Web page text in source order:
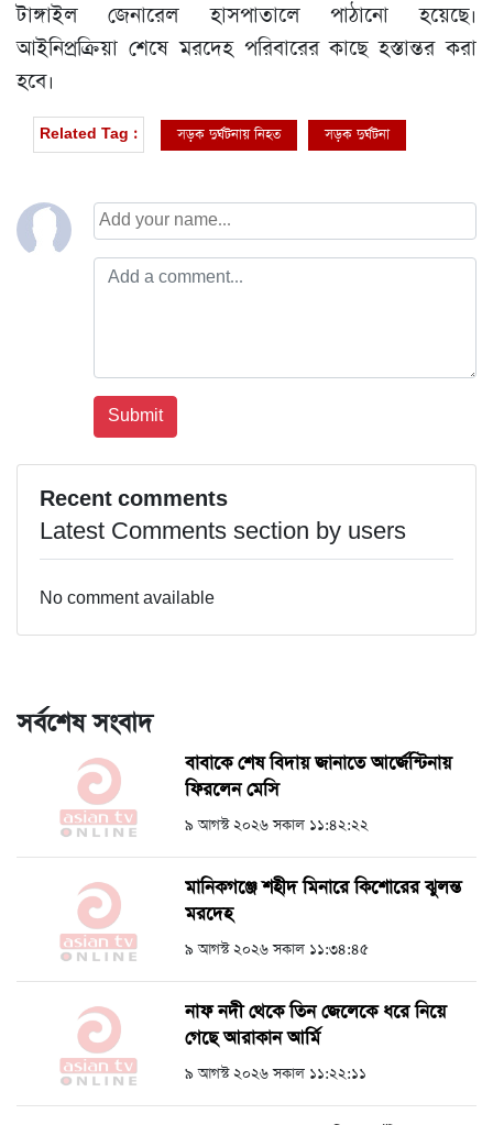
টাঙ্গাইল জেনারেল হাসপাতালে পাঠানো হয়েছে।
আইনিপ্রক্রিয়া শেষে মরদেহ পরিবারের কাছে হস্তান্তর করা
হবে।
Related Tag : সড়ক দুর্ঘটনায় নিহত সড়ক দুর্ঘটনা
Recent comments
Latest Comments section by users
No comment available
সর্বশেষ সংবাদ
বাবাকে শেষ বিদায় জানাতে আর্জেন্টিনায়
ফিরলেন মেসি
৯ আগস্ট ২০২৬ সকাল ১১:৪২:২২
মানিকগঞ্জে শহীদ মিনারে কিশোরের ঝুলন্ত
মরদেহ
৯ আগস্ট ২০২৬ সকাল ১১:৩৪:৪৫
নাফ নদী থেকে তিন জেলেকে ধরে নিয়ে
গেছে আরাকান আর্মি
৯ আগস্ট ২০২৬ সকাল ১১:২২:১১